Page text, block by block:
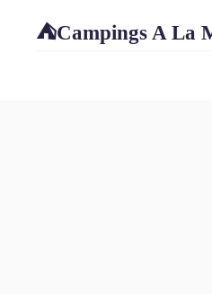
⛺Campings A La